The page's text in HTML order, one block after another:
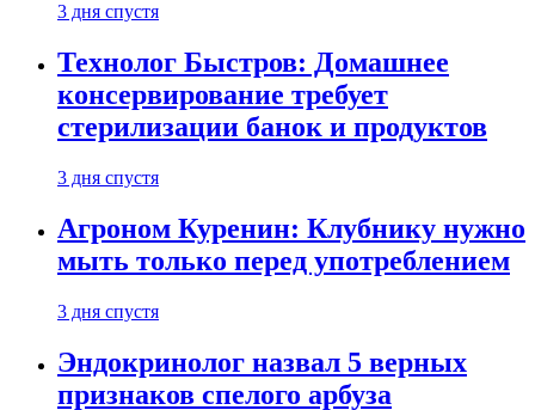
3 дня спустя
Технолог Быстров: Домашнее
консервирование требует
стерилизации банок и продуктов
3 дня спустя
Агроном Куренин: Клубнику нужно
мыть только перед употреблением
3 дня спустя
Эндокринолог назвал 5 верных
признаков спелого арбуза